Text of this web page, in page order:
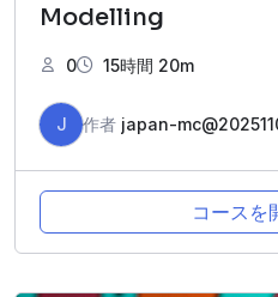
Modelling
0 15時間 20m
J 作者 japan-
コースを